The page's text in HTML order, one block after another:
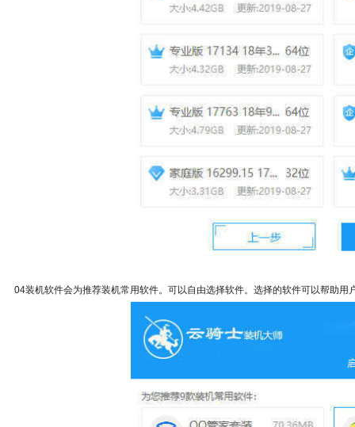
04装机软件会为推荐装机常用软件。可以自由选择软件。选择的软件可以帮助用